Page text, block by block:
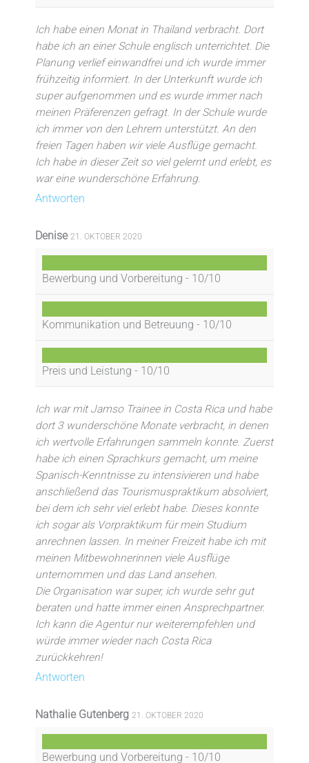
Ich habe einen Monat in Thailand verbracht. Dort
habe ich an einer Schule englisch unterrichtet. Die
Planung verlief einwandfrei und ich wurde immer
frühzeitig informiert. In der Unterkunft wurde ich
super aufgenommen und es wurde immer nach
meinen Präferenzen gefragt. In der Schule wurde
ich immer von den Lehrern unterstützt. An den
freien Tagen haben wir viele Ausflüge gemacht.
Ich habe in dieser Zeit so viel gelernt und erlebt, es
war eine wunderschöne Erfahrung.
Antworten
Denise 21. OKTOBER 2020
Bewerbung und Vorbereitung - 10/10
Kommunikation und Betreuung - 10/10
Preis und Leistung - 10/10
Ich war mit Jamso Trainee in Costa Rica und habe
dort 3 wunderschöne Monate verbracht, in denen
ich wertvolle Erfahrungen sammeln konnte. Zuerst
habe ich einen Sprachkurs gemacht, um meine
Spanisch-Kenntnisse zu intensivieren und habe
anschließend das Tourismuspraktikum absolviert,
bei dem ich sehr viel erlebt habe. Dieses konnte
ich sogar als Vorpraktikum für mein Studium
anrechnen lassen. In meiner Freizeit habe ich mit
meinen Mitbewohnerinnen viele Ausflüge
unternommen und das Land ansehen.
Die Organisation war super, ich wurde sehr gut
beraten und hatte immer einen Ansprechpartner.
Ich kann die Agentur nur weiterempfehlen und
würde immer wieder nach Costa Rica
zurückkehren!
Antworten
Nathalie Gutenberg 21. OKTOBER 2020
Bewerbung und Vorbereitung - 10/10